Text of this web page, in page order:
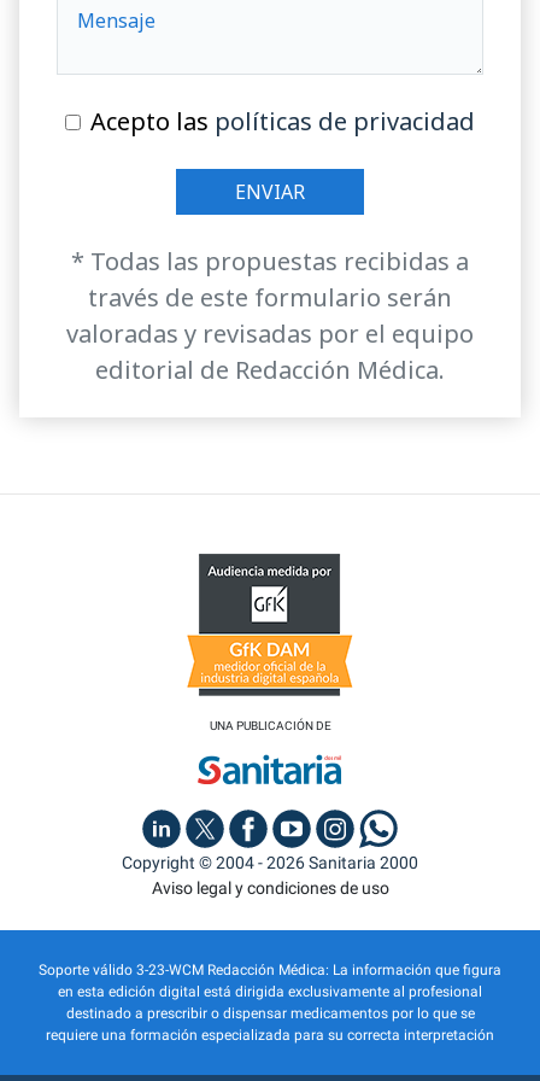
Acepto las políticas de privacidad
* Todas las propuestas recibidas a
través de este formulario serán
valoradas y revisadas por el equipo
editorial de Redacción Médica.
UNA PUBLICACIÓN DE
Copyright © 2004 - 2026 Sanitaria 2000
Aviso legal y condiciones de uso
Soporte válido 3-23-WCM Redacción Médica: La información que figura
en esta edición digital está dirigida exclusivamente al profesional
destinado a prescribir o dispensar medicamentos por lo que se
requiere una formación especializada para su correcta interpretación